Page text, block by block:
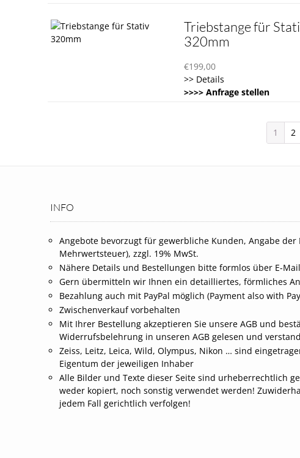
Triebstange für
320mm
€199,00
>> Details
>>>> Anfrage stellen
1 2
INFO
Angebote bevorzugt für gewerbliche Kunden, Angabe der
Mehrwertsteuer), zzgl. 19% MwSt.
Nähere Details und Bestellungen bitte formlos über E-Mail
Gern übermitteln wir Ihnen ein detailliertes, förmliches
Bezahlung auch mit PayPal möglich (Payment also with
Zwischenverkauf vorbehalten
Mit Ihrer Bestellung akzeptieren Sie unsere AGB und
Widerrufsbelehrung in unseren AGB gelesen und
Zeiss, Leitz, Leica, Wild, Olympus, Nikon … sind
Eigentum der jeweiligen Inhaber
Alle Bilder und Texte dieser Seite sind urheberrechtlich
weder kopiert, noch sonstig verwendet werden!
jedem Fall gerichtlich verfolgen!